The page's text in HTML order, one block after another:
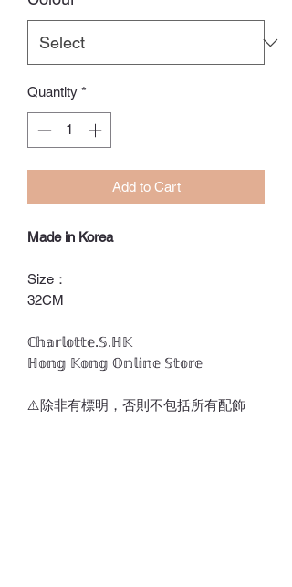
Quantity *
Add to Cart
Made in Korea
Size：
32CM
ℂ𝕙𝕒𝕣𝕝𝕠𝕥𝕥𝕖.𝕊.ℍ𝕂
ℍ𝕠𝕟𝕘 𝕂𝕠𝕟𝕘 𝕆𝕟𝕝𝕚𝕟𝕖 𝕊𝕥𝕠𝕣𝕖
⚠️除非有標明，否則不包括所有配飾